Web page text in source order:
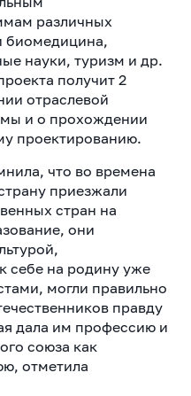
различных
биомедицина,
науки, туризм и др.
получит 2
отраслевой
и о прохождении
проектированию.
что во времена
приезжали
стран на
они
себе на родину уже
могли правильно
правду
дала им профессию и
союза как
отметила